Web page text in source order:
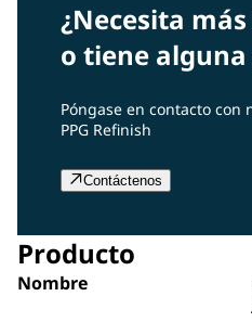
¿Necesita
o tiene
Póngase en contacto con
PPG Refinish
Contáctenos
Producto
Nombre